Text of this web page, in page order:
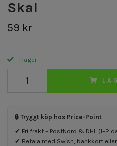
Skal
59 kr
I lager
🔒 Tryggt köp hos Price-Point
✔ Fri frakt – PostNord & DHL (1–2
✔ Betala med Swish, bankkort